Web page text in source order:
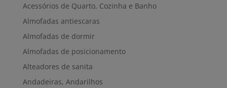
Acessórios de Quarto, Cozinha e Banho
Almofadas antiescaras
Almofadas de dormir
Almofadas de posicionamento
Alteadores de sanita
Andadeiras, Andarilhos